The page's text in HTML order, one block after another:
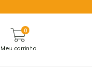
Meu carrinho
0